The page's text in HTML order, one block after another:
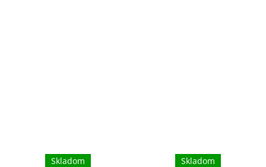
Skladom Skladom